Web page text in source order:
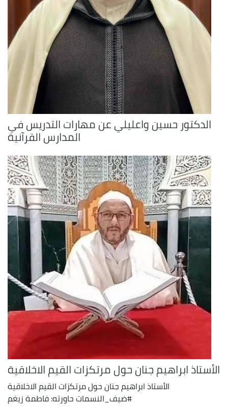
الدكتور حسين واعليلي عن مهارات التدريس في
المدارس القرآنية
الأستاذ ابراهيم جنان حول مرتكزات القيم الاخلاقية
الأستاذ ابراهيم جنان حول مرتكزات القيم الاخلاقية
#ضيف_النسمات حاورته: فاطمة زيغم